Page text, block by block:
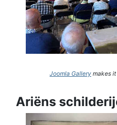
Joomla Gallery makes
Ariëns